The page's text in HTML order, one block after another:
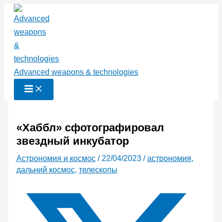
Перейти
содержимому
Advanced weapons & technologies
«Хаббл» сфотографировал
звездный инкубатор
Астрономия и космос/ 22/04/2023 /астрономия,
дальний космос, телескопы